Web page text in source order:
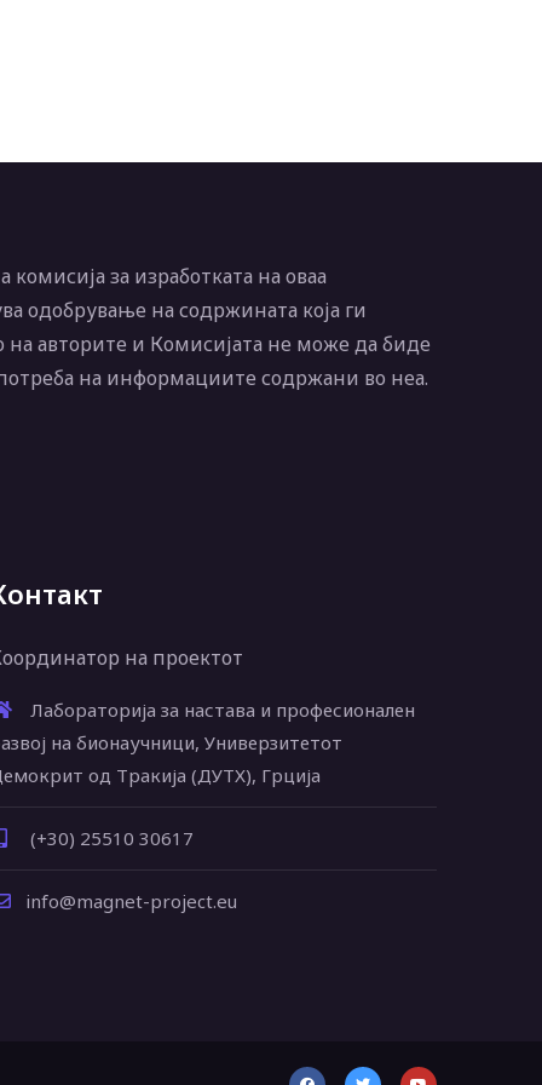
за изработката на оваа
одобрување на содржината која ги
на авторите и Комисијата не може да биде
на информациите содржани во неа.
на проектот
Лабораторија за настава и професионален
на бионаучници, Универзитетот
од Тракија (ДУТХ), Грција
(+30) 25510 30617
info@magnet-project.eu